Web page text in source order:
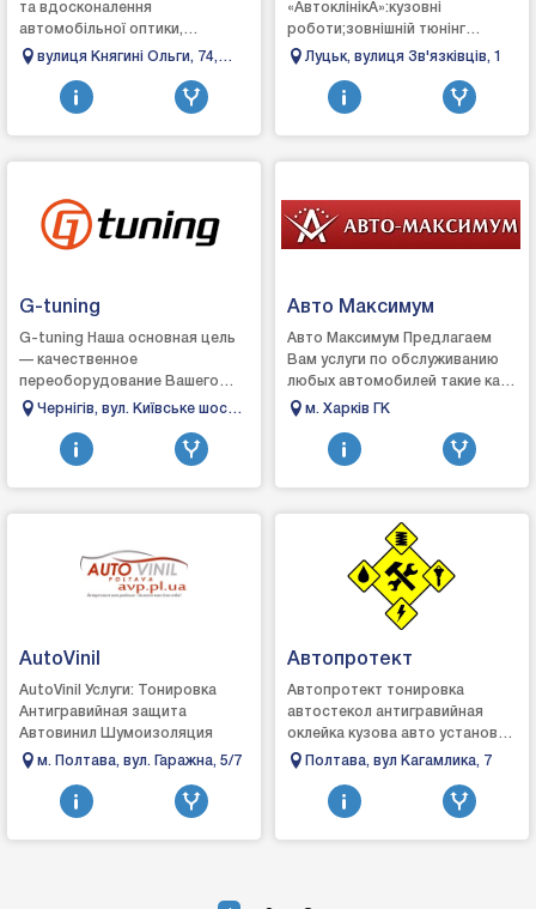
та вдосконалення
автомобільної оптики,
професійна шумом та
салону, полірування кузова та
вулиця Княгині Ольги, 74,
Львів, Львівська область
«АвтоклінікА»:кузовні
роботи;зовнішній тюнінг
транспортного
автомобілів;ремонт старих
автомобілі...
Луцьк, вулиця Зв'язківців, 1
G-tuning
G-tuning Наша основная цель
— качественное
переоборудование Вашего
автомобиля. Мы всегда
оптимальные варианты для
клиен...
Чернігів, вул. Київське шосе,
Авто Максимум
Авто Максимум Предлагаем
Вам услуги по обслуживанию
любых автомобилей такие как:
Автостайлинг Бронирование
Подбор автоэмали ...
м. Харків ГК
AutoVinil
AutoVinil Услуги: Тонировка
Антигравийная защита
Автовинил Шумоизоляция
м. Полтава, вул. Гаражна, 5/7
Автопротект
Автопротект тонировка
автостекол антигравийная
оклейка кузова авто установка
молдингов, ветровиков
домов, квартир, офисов...
Полтава, вул Кагамлика, 7